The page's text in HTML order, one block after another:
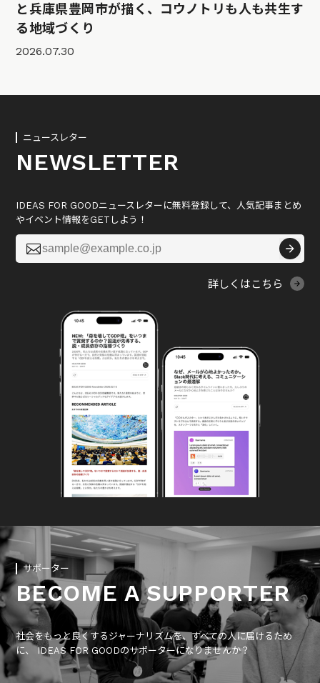
と兵庫県豊岡市が描く、コウノトリも人も共生す
る地域づくり
2026.07.30
ニュースレター
NEWSLETTER
IDEAS FOR GOODニュースレターに無料登録して、人気記事まとめ
やイベント情報をGETしよう！

詳しくはこちら
サポーター
BECOME A SUPPORTER
社会をもっと良くするジャーナリズムを、すべての人に届けるため
に、 IDEAS FOR GOODのサポーターになりませんか？